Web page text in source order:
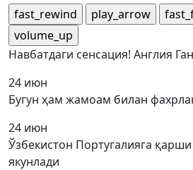
fast_rewind play_arrow
volume_up
Навбатдаги сенсация! Англия
24 июн
Бугун ҳам жамоам билан
24 июн
Ўзбекистон Португалияга
якунлади